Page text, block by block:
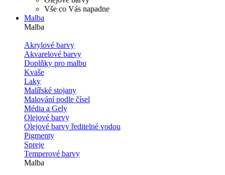
Vše co Vás napadne
Malba
Malba
Akrylové barvy
Akvarelové barvy
Doplňky pro malbu
Kvaše
Laky
Malířské stojany
Malování podle čísel
Média a Gely
Olejové barvy
Olejové barvy ředitelné vodou
Pigmenty
Spreje
Temperové barvy
Malba